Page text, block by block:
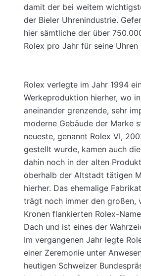
damit der bei weitem
der Bieler Uhrenindustrie.
hier sämtliche der über
Rolex pro Jahr für seine
Rolex verlegte im Jahr 1994
Werkeproduktion hierher, wo
aneinander grenzende, sehr
moderne Gebäude der Marke
neueste, genannt Rolex VI,
gestellt wurde, kamen auch
dahin noch in der alten
oberhalb der Altstadt tätigen
hierher. Das ehemalige
trägt noch immer den großen,
Kronen flankierten Rolex-
Dach und ist eines der
Im vergangenen Jahr legte
einer Zeremonie unter
heutigen Schweizer